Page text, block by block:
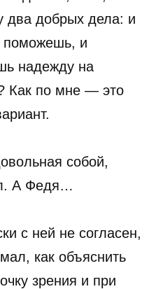
два добрых дела: и
поможешь, и
надежду на
Как по мне — это
собой,
А Федя…
с ней не согласен,
как объяснить
зрения и при